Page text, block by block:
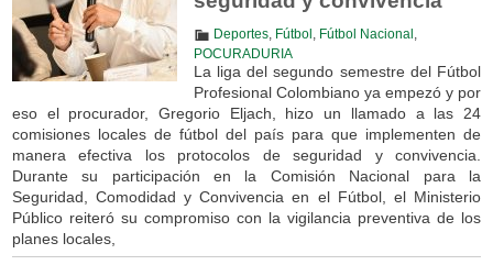
Deportes, Fútbol Fútbol Nacional
POCURADURIA
La liga del segundo semestre del Fútbol
Profesional Colombiano ya empezó y por
eso el procurador, Gregorio Eljach, hizo un llamado a las 24
comisiones locales de fútbol del país para que implementen de
manera efectiva los protocolos de seguridad y convivencia.
Durante su participación en la Comisión Nacional para la
Seguridad, Comodidad y Convivencia en el Fútbol, el Ministerio
Público reiteró su compromiso con la vigilancia preventiva de los
planes locales,